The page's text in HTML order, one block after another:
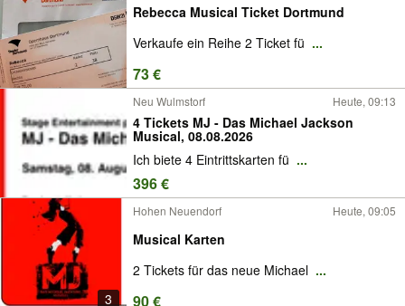
Rebecca Musical Ticket Dortmund
Verkaufe ein Reihe 2 Ticket fü ...
73 €
Neu Wulmstorf Heute, 09:13
4 Tickets MJ - Das Michael Jackson
Musical, 08.08.2026
Ich biete 4 Eintrittskarten fü ...
396 €
3
Hohen Neuendorf Heute, 09:05
Musical Karten
2 Tickets für das neue Michael ...
90 €